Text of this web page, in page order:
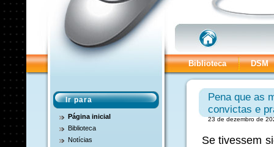
Biblioteca DSM
Ir para
Página inicial
Biblioteca
Notícias
Pena que as
convictas e
23 de dezembro de
Se tivessem